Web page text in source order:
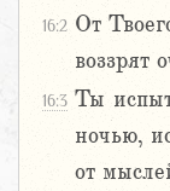
16:2 От
воззрят
16:3 Ты
ночью,
от